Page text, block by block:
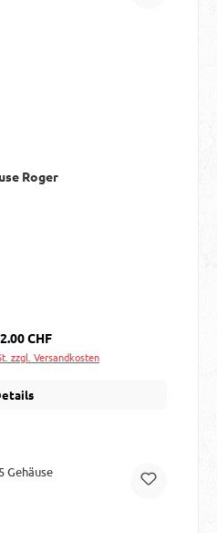
Roger
Preis:
CHF
zzgl. Versandkosten